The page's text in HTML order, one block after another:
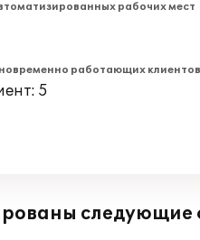
рабочих мест
работающих клиентов
5
следующие